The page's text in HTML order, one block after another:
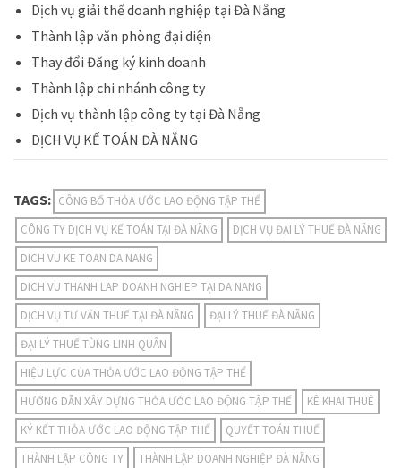
Dịch vụ giải thể doanh nghiệp tại Đà Nẵng
Thành lập văn phòng đại diện
Thay đổi Đăng ký kinh doanh
Thành lập chi nhánh công ty
Dịch vụ thành lập công ty tại Đà Nẵng
DỊCH VỤ KẾ TOÁN ĐÀ NẴNG
TAGS: CÔNG BỐ THỎA ƯỚC LAO ĐỘNG TẬP THỂ
CÔNG TY DỊCH VỤ KẾ TOÁN TẠI ĐÀ NẴNG
DỊCH VỤ ĐẠI LÝ THUẾ ĐÀ NẴNG
DICH VU KE TOAN DA NANG
DICH VU THANH LAP DOANH NGHIEP TẠI DA NANG
DỊCH VỤ TƯ VẤN THUẾ TẠI ĐÀ NẴNG
ĐẠI LÝ THUẾ ĐÀ NẴNG
ĐẠI LÝ THUẾ TÙNG LINH QUÂN
HIỆU LỰC CỦA THỎA ƯỚC LAO ĐỘNG TẬP THỂ
HƯỚNG DẪN XÂY DỰNG THỎA ƯỚC LAO ĐỘNG TẬP THỂ
KÊ KHAI THUÊ
KÝ KẾT THỎA ƯỚC LAO ĐỘNG TẬP THỂ
QUYẾT TOÁN THUẾ
THÀNH LẬP CÔNG TY
THÀNH LẬP DOANH NGHIỆP ĐÀ NẴNG